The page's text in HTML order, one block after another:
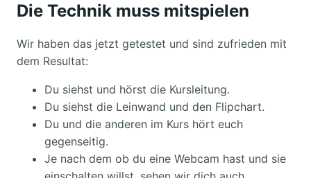
Die Technik muss mitspielen
Wir haben das jetzt getestet und sind zufrieden mit
dem Resultat:
Du siehst und hörst die Kursleitung.
Du siehst die Leinwand und den Flipchart.
Du und die anderen im Kurs hört euch
gegenseitig.
Je nach dem ob du eine Webcam hast und sie